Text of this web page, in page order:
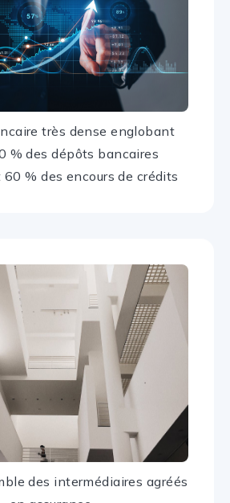
très dense englobant
% des dépôts bancaires
% des encours de crédits
des intermédiaires agréés